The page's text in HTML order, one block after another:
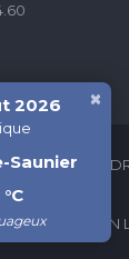
- TOUS
: VALÉRIAN
2026
Saunier
×